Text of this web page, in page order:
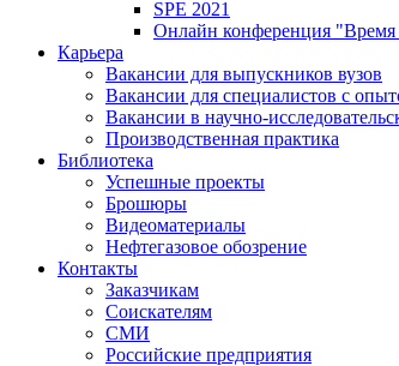
SPE 2021
Онлайн конференция "Время
Карьера
Вакансии для выпускников вузов
Вакансии для специалистов с
Вакансии в научно-
Производственная практика
Библиотека
Успешные проекты
Брошюры
Видеоматериалы
Нефтегазовое обозрение
Контакты
Заказчикам
Соискателям
СМИ
Российские предприятия